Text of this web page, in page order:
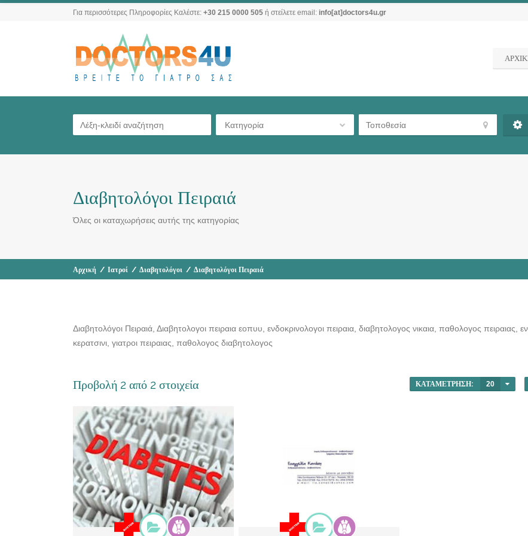
Για περισσότερες Πληροφορίες Καλέστε: +30 215 0000 505 ή στείλετε email: info[at]doctors4u.gr
Κατηγορία
Διαβητολόγοι Πειραιά
Όλες οι καταχωρήσεις αυτής της κατηγορίας
Αρχική / Ιατροί / Διαβητολόγοι / Διαβητολόγοι Πειραιά
Διαβητολόγοι Πειραιά, Διαβητολογοι πειραια εοπυυ, ενδοκρινολογοι πειραια, διαβητολογος νικαια, παθολογος πειραιας,
κερατσινι, γιατροι πειραιας, παθολογος διαβητολογος
Προβολή 2 από 2 στοιχεία ΚΑΤΑΜΈΤΡΗΣΗ: 20